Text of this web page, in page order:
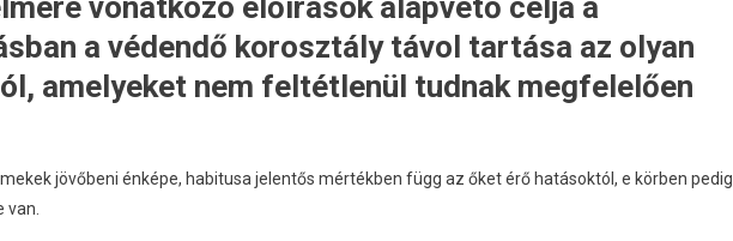
vonatkozó előírások alapvető célja a
a védendő korosztály távol tartása az olyan
amelyeket nem feltétlenül tudnak megfelelően
jövőbeni énképe, habitusa jelentős mértékben függ az őket érő hatásoktól, e körben pedig